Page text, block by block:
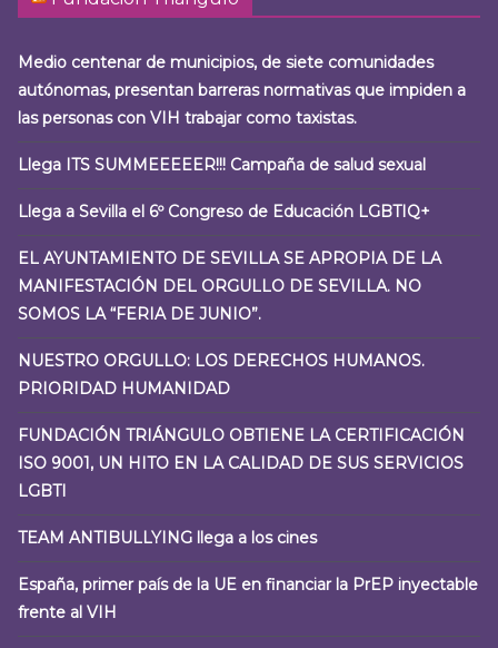
Medio centenar de municipios, de siete comunidades
autónomas, presentan barreras normativas que impiden a
las personas con VIH trabajar como taxistas.
Llega ITS SUMMEEEEER!!! Campaña de salud sexual
Llega a Sevilla el 6º Congreso de Educación LGBTIQ+
EL AYUNTAMIENTO DE SEVILLA SE APROPIA DE LA
MANIFESTACIÓN DEL ORGULLO DE SEVILLA. NO
SOMOS LA “FERIA DE JUNIO”.
NUESTRO ORGULLO: LOS DERECHOS HUMANOS.
PRIORIDAD HUMANIDAD
FUNDACIÓN TRIÁNGULO OBTIENE LA CERTIFICACIÓN
ISO 9001, UN HITO EN LA CALIDAD DE SUS SERVICIOS
LGBTI
TEAM ANTIBULLYING llega a los cines
España, primer país de la UE en financiar la PrEP inyectable
frente al VIH